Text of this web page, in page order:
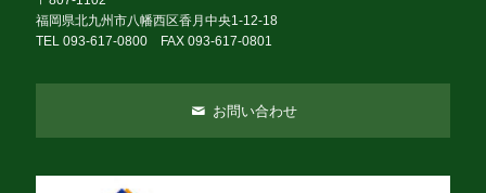
福岡県北九州市八幡西区香月中央1-12-18
TEL 093-617-0800 FAX 093-617-0801
お問い合わせ